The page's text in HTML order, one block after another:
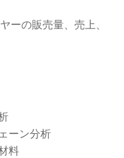
ーの販売量、売上、
ーン分析
料